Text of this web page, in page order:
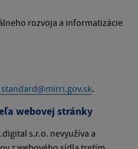
rozvoja a informatizácie
standard@mirri.gov.sk.
webovej stránky
s.r.o. nevyužíva a